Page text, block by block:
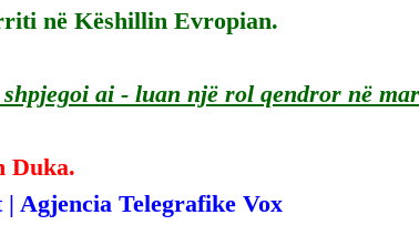
në Këshillin Evropian.
ai - luan një rol qendror në
Duka.
Agjencia Telegrafike Vox